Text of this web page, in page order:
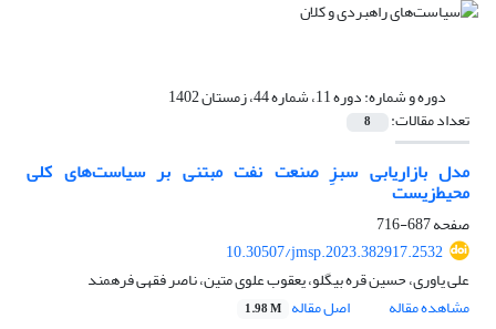
دوره و شماره:دوره 11، شماره 44، زمستان 1402
تعداد مقالات: 8
مدل بازاریابی سبزِ صنعت نفت مبتنی بر سیاست‌های کلی
محیط‌زیست
صفحه687-716
10.30507/jmsp.2023.382917.2532
علی یاوری، حسین قره بیگلو، یعقوب علوی متین، ناصر فقهی فرهمند
مشاهده مقاله
اصل مقاله 1.98 M